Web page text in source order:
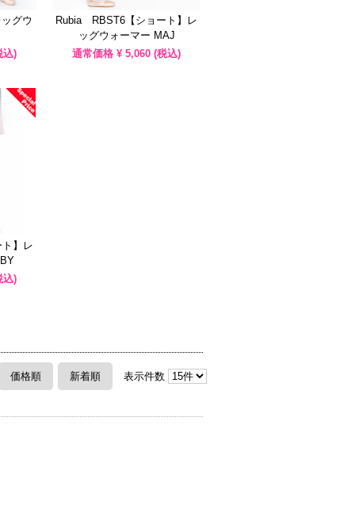
グウ
込)
Rubia RBST6【ショート】レ
ッグウォーマー MAJ
通常価格 ¥ 5,060 (税込)
】レ
込)
価格順 新着順 表示件数